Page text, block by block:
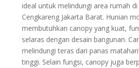
ideal untuk melindungi area rumah
Cengkareng Jakarta Barat. Hunian
membutuhkan canopy yang kuat,
selaras dengan desain bangunan.
melindungi teras dari panas
tinggi. Selain fungsi, canopy juga